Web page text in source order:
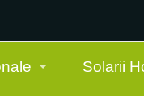
Solarii